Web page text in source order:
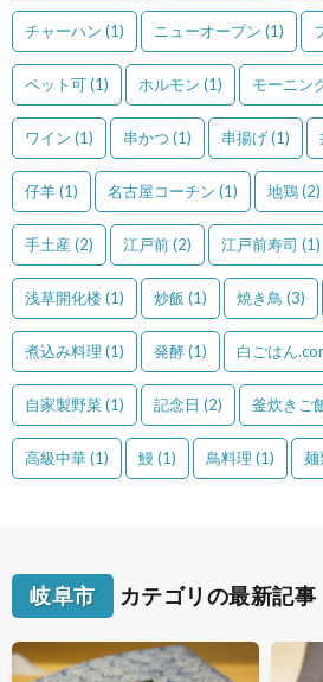
チャーハン (1) ニューオープン (1)
ペット可(1) ホルモン (1) モーニン
ワイン (1) 串かつ (1) 串揚げ(1)
仔羊(1) 名古屋コーチン (1) 地鶏(2)
手土産 (2) 江戸前(2) 江戸前寿司 (1)
浅草開化楼(1) 炒飯 (1) 焼き鳥 (3)
煮込み料理 (1) 発酵(1) 白ごはん
自家製野菜(1) 記念日 (2) 釜炊きご
高級中華(1) 鰻(1) 鳥料理 (1) 麺
岐阜市 カテゴリの最新記事